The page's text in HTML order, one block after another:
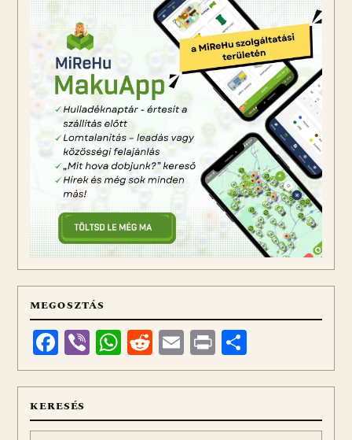
MEGOSZTÁS
Facebook
ViberWhatsApp
Reddit
Email
Print
meg
KERESÉS